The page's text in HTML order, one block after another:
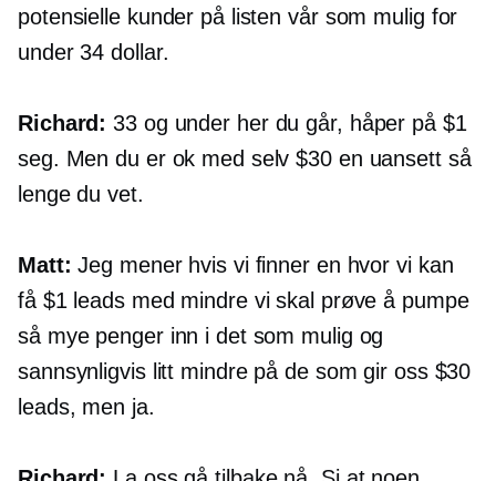
potensielle kunder på listen vår som mulig for
under 34 dollar.
Richard: 33 og under her du går, håper på $1
seg. Men du er ok med selv $30 en uansett så
lenge du vet.
Matt: Jeg mener hvis vi finner en hvor vi kan
få $1 leads med mindre vi skal prøve å pumpe
så mye penger inn i det som mulig og
sannsynligvis litt mindre på de som gir oss $30
leads, men ja.